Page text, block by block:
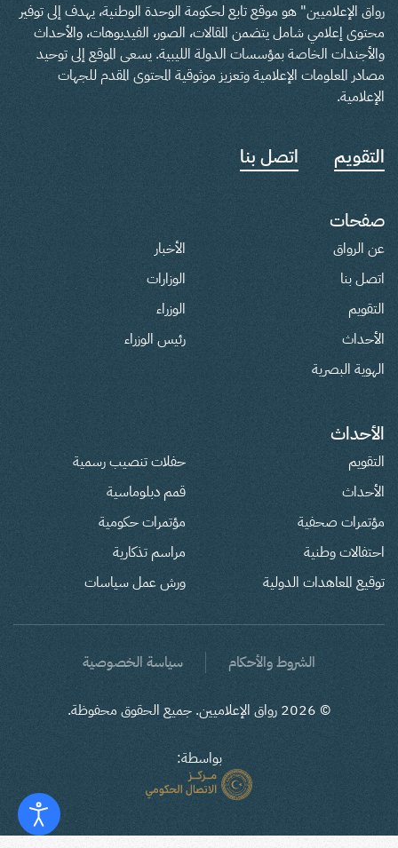
رواق الإعلاميين" هو موقع تابع لحكومة الوحدة الوطنية، يهدف إلى توفير
محتوى إعلامي شامل يتضمن المقالات، الصور، الفيديوهات، والأحداث
والأجندات الخاصة بمؤسسات الدولة الليبية. يسعى الموقع إلى توحيد
مصادر المعلومات الإعلامية وتعزيز موثوقية المحتوى المقدم للجهات
الإعلامية.
التقويم اتصل بنا
صفحات
عن الرواق
اتصل بنا
التقويم
الأحداث
الهوية البصرية
الأخبار
الوزارات
الوزراء
رئيس الوزراء
الأحداث
التقويم
الأحداث
مؤتمرات صحفية
احتفالات وطنية
توقيع المعاهدات الدولية
حفلات تنصيب رسمية
قمم دبلوماسية
مؤتمرات حكومية
مراسم تذكارية
ورش عمل سياسات
الشروط والأحكام سياسة الخصوصية
©
2026 رواق الإعلاميين. جميع الحقوق محفوظة.
بواسطة: